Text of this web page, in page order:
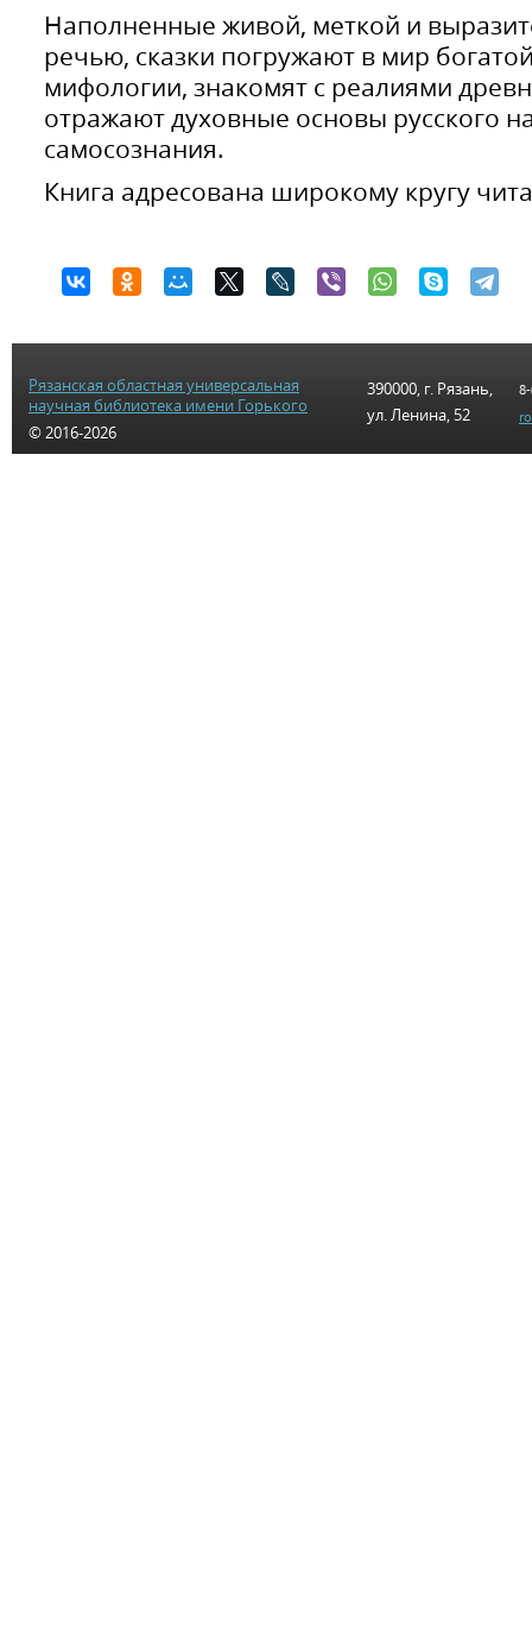
Наполненные живой, меткой и
речью, сказки погружают в мир
мифологии, знакомят с реалиями
отражают духовные основы русского
самосознания.
Книга адресована широкому кругу
Рязанская областная универсальная
научная библиотека имени Горького
© 2016-2026
390000, г. Рязань,
ул. Ленина, 52